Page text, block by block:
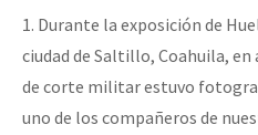
1. Durante la exposición de
ciudad de Saltillo, Coahuila,
de corte militar estuvo
uno de los compañeros de